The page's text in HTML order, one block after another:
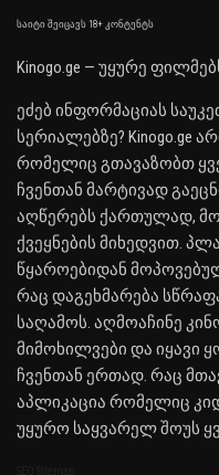
საიტი შეიცავს 18+ კონტენტს
Kinogo.ge — უყურე
ეძებ ინფორმაციას
სერიალებზე? Kinogo.ge
რომელიც გთავაზობთ
ჩვენთან მარტივად
აღწერებს ქართულად,
ქვეყნების მიხედვით.
წყაროებიდან
რაც დაგეხმარება
საღამოს. აღმოაჩინე
მიმოხილვები და იყავი
ჩვენთან ერთად. რაც
აპლიკაცია რომელიც
უყურო საყვარელ შოუს